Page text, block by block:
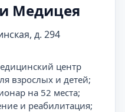
Медицея
д. 294
центр
взрослых и детей;
на 52 места;
и реабилитация;